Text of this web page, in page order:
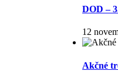
DOD –
12
Akčné